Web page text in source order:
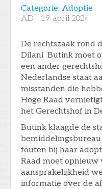
Categorie: Adoptie
AD
19 april 2024
De rechtszaak rond
Dilani Butink moet
een ander
Nederlandse staat
misstanden die
Hoge Raad
het Gerechtshof in
Butink klaagde de
fouten bij haar
Raad moet opnieuw
aansprakelijkheid
informatie over de